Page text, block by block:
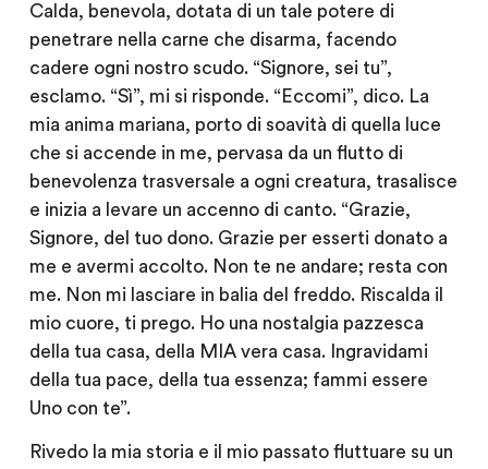
Calda, benevola, dotata di un tale potere di
penetrare nella carne che disarma, facendo
cadere ogni nostro scudo. “Signore, sei tu”,
esclamo. “Sì”, mi si risponde. “Eccomi”, dico. La
mia anima mariana, porto di soavità di quella luce
che si accende in me, pervasa da un flutto di
benevolenza trasversale a ogni creatura, trasalisce
e inizia a levare un accenno di canto. “Grazie,
Signore, del tuo dono. Grazie per esserti donato a
me e avermi accolto. Non te ne andare; resta con
me. Non mi lasciare in balia del freddo. Riscalda il
mio cuore, ti prego. Ho una nostalgia pazzesca
della tua casa, della MIA vera casa. Ingravidami
della tua pace, della tua essenza; fammi essere
Uno con te”.
Rivedo la mia storia e il mio passato fluttuare su un